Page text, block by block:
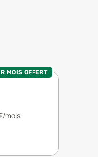
MOIS OFFERT
mois